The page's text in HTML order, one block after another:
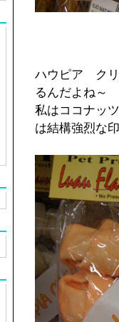
ハウピア クリ
るんだよね～
私はココナッ
は結構強烈な